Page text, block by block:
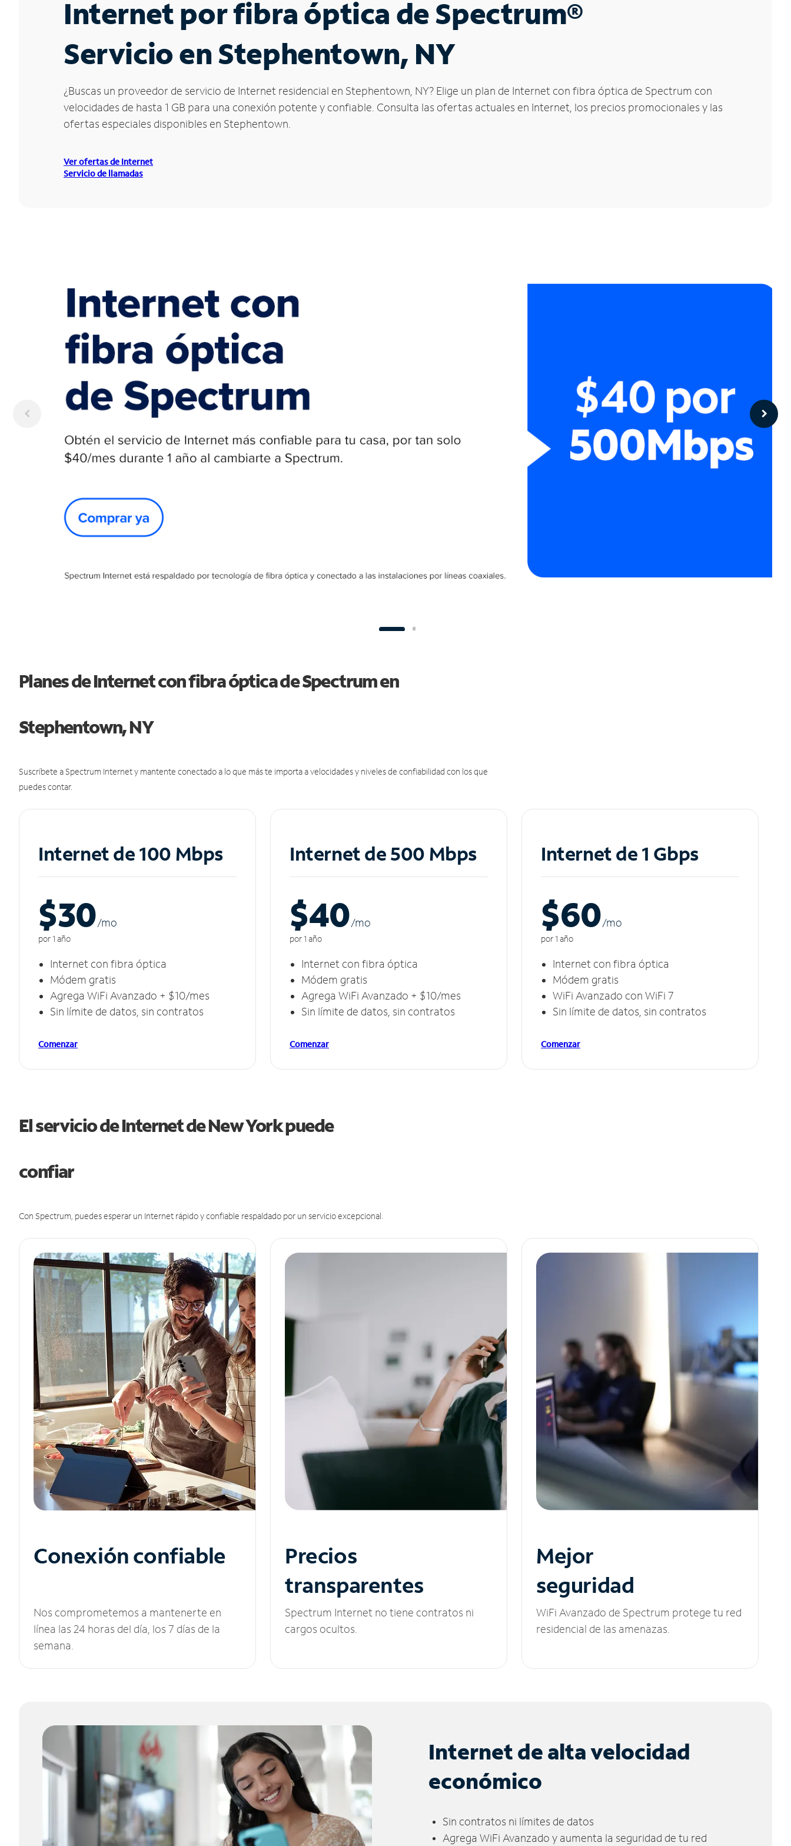
Internet por fibra óptica de Spectrum®
Servicio en Stephentown, NY
¿Buscas un proveedor de servicio de Internet residencial en Stephentown, NY? Elige un plan de Internet con fibra óptica de Spectrum con
velocidades de hasta 1 GB para una conexión potente y confiable. Consulta las ofertas actuales en Internet, los precios promocionales y las
ofertas especiales disponibles en Stephentown.
Ver ofertas de Internet
Servicio de llamadas
Planes de Internet con fibra óptica de Spectrum en
Stephentown, NY
Suscríbete a Spectrum Internet y mantente conectado a lo que más te importa a velocidades y niveles de confiabilidad con los que
puedes contar.
Internet de 100 Mbps
$30/mo
por 1 año
Internet con fibra óptica
Módem gratis
Agrega WiFi Avanzado + $10/mes
Sin límite de datos, sin contratos
Comenzar
Internet de 500 Mbps
$40/mo
por 1 año
Internet con fibra óptica
Módem gratis
Agrega WiFi Avanzado + $10/mes
Sin límite de datos, sin contratos
Comenzar
Internet de 1 Gbps
$60/mo
por 1 año
Internet con fibra óptica
Módem gratis
WiFi Avanzado con WiFi 7
Sin límite de datos, sin contratos
Comenzar
El servicio de Internet de New York puede
confiar
Con Spectrum, puedes esperar un Internet rápido y confiable respaldado por un servicio excepcional.
Conexión confiable
Nos comprometemos a mantenerte en
línea las 24 horas del día, los 7 días de la
semana.
Precios
transparentes
Spectrum Internet no tiene contratos ni
cargos ocultos.
Mejor
seguridad
WiFi Avanzado de Spectrum protege tu red
residencial de las amenazas.
Internet de alta velocidad
económico
Sin contratos ni límites de datos
Agrega WiFi Avanzado y aumenta la seguridad de tu red